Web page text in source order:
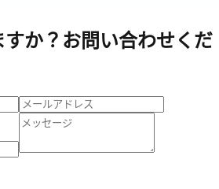
すか？お問い合わせくだ